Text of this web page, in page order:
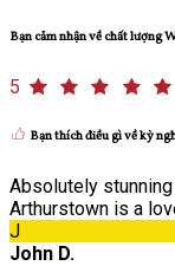
Bạn cảm nhận về chất lượng
5
Bạn thích điều gì về kỳ
Absolutely
Arthurstown is a
J
John D.